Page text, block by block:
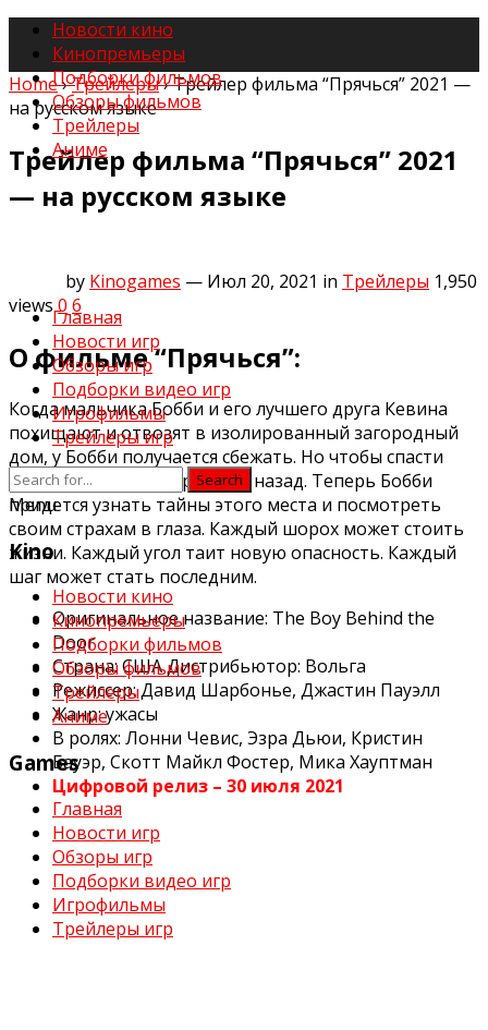
Новости кино
Кинопремьеры
Подборки фильмов
Обзоры фильмов
Трейлеры
Аниме
Главная
Новости игр
Обзоры игр
Подборки видео игр
Игрофильмы
Трейлеры игр
Search
Menu
Kino
Новости кино
Кинопремьеры
Подборки фильмов
Обзоры фильмов
Трейлеры
Аниме
Games
Главная
Новости игр
Обзоры игр
Подборки видео игр
Игрофильмы
Трейлеры игр
Home›Трейлеры›Трейлер фильма “Прячься” 2021 —
на русском языке
Трейлер фильма “Прячься” 2021
— на русском языке
by Kinogames — Июл 20, 2021 in Трейлеры 1,950
views 0 6
О фильме “Прячься”:
Когда мальчика Бобби и его лучшего друга Кевина
похищают и отвозят в изолированный загородный
дом, у Бобби получается сбежать. Но чтобы спасти
друга, он решает вернуться назад. Теперь Бобби
придется узнать тайны этого места и посмотреть
своим страхам в глаза. Каждый шорох может стоить
жизни. Каждый угол таит новую опасность. Каждый
шаг может стать последним.
Оригинальное название: The Boy Behind the
Door
Страна: США Дистрибьютор: Вольга
Режиссер: Давид Шарбонье, Джастин Пауэлл
Жанр: ужасы
В ролях: Лонни Чевис, Эзра Дьюи, Кристин
Бауэр, Скотт Майкл Фостер, Мика Хауптман
Цифровой релиз – 30 июля 2021